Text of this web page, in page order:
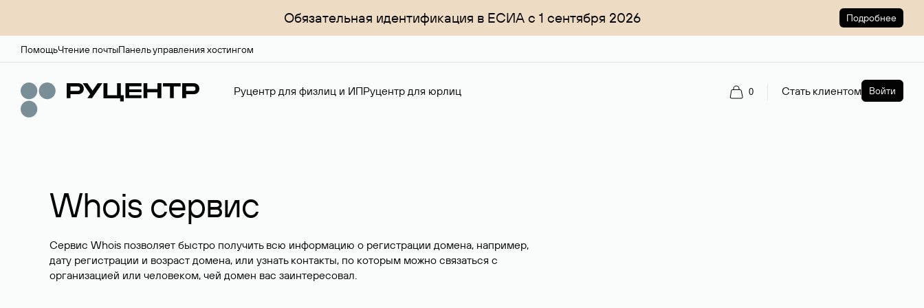
Обязательная идентификация в ЕСИА с 1 сентября 2026 Подробнее
ПомощьЧтение почтыПанель управления хостингом
Руцентр для физлиц и ИПРуцентр для юрлиц 0 Стать клиентом Войти
Whois сервис
Сервис Whois позволяет быстро получить всю информацию о регистрации домена, например,
дату регистрации и возраст домена, или узнать контакты, по которым можно связаться с
организацией или человеком, чей домен вас заинтересовал.